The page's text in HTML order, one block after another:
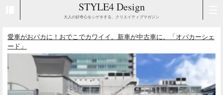
STYLE4 Design
大人の好奇心をシゲキする、クリエイティブマガジン
愛車がおバカに！おでこでカワイイ。新車が中古車に。「オバカーシェ
ード」